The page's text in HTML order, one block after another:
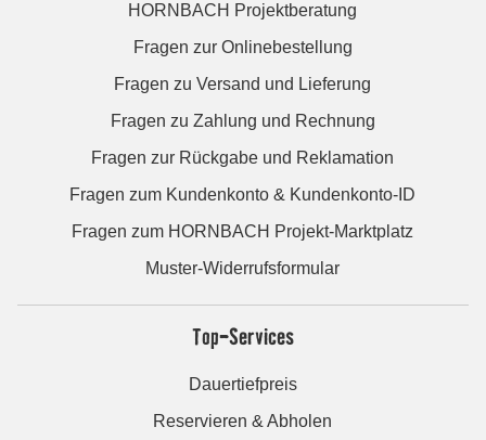
HORNBACH Projektberatung
Fragen zur Onlinebestellung
Fragen zu Versand und Lieferung
Fragen zu Zahlung und Rechnung
Fragen zur Rückgabe und Reklamation
Fragen zum Kundenkonto & Kundenkonto-ID
Fragen zum HORNBACH Projekt-Marktplatz
Muster-Widerrufsformular
Top-Services
Dauertiefpreis
Reservieren & Abholen